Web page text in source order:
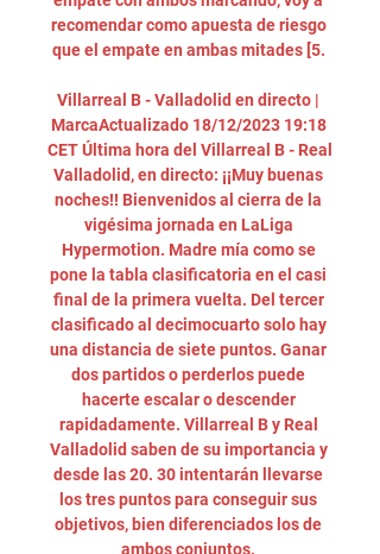
recomendar como apuesta de riesgo
que el empate en ambas mitades [5.
Villarreal B - Valladolid en directo |
MarcaActualizado 18/12/2023 19:18
CET Última hora del Villarreal B - Real
Valladolid, en directo: ¡¡Muy buenas
noches!! Bienvenidos al cierra de la
vigésima jornada en LaLiga
Hypermotion. Madre mía como se
pone la tabla clasificatoria en el casi
final de la primera vuelta. Del tercer
clasificado al decimocuarto solo hay
una distancia de siete puntos. Ganar
dos partidos o perderlos puede
hacerte escalar o descender
rapidadamente. Villarreal B y Real
Valladolid saben de su importancia y
desde las 20. 30 intentarán llevarse
los tres puntos para conseguir sus
objetivos, bien diferenciados los de
ambos conjuntos.